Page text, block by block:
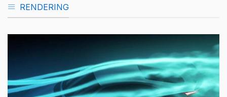
RENDERING